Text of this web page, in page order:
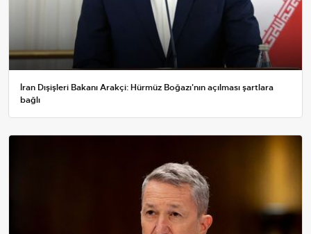
İran Dışişleri Bakanı Arakçi: Hürmüz Boğazı'nın açılması şartlara
bağlı